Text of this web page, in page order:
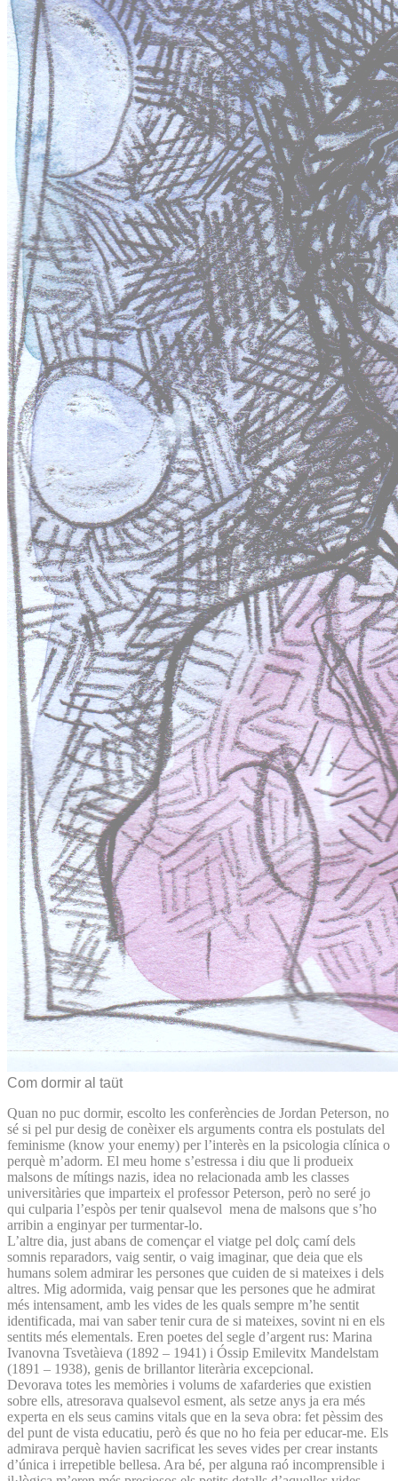
Com dormir al taüt
Quan no puc dormir, escolto les conferències de Jordan Peterson, no
sé si pel pur desig de conèixer els arguments contra els postulats del
feminisme (know your enemy) per l’interès en la psicologia clínica o
perquè m’adorm. El meu home s’estressa i diu que li produeix
malsons de mítings nazis, idea no relacionada amb les classes
universitàries que imparteix el professor Peterson, però no seré jo
qui culparia l’espòs per tenir qualsevol mena de malsons que s’ho
arribin a enginyar per turmentar-lo.
L’altre dia, just abans de començar el viatge pel dolç camí dels
somnis reparadors, vaig sentir, o vaig imaginar, que deia que els
humans solem admirar les persones que cuiden de si mateixes i dels
altres. Mig adormida, vaig pensar que les persones que he admirat
més intensament, amb les vides de les quals sempre m’he sentit
identificada, mai van saber tenir cura de si mateixes, sovint ni en els
sentits més elementals. Eren poetes del segle d’argent rus: Marina
Ivanovna Tsvetàieva (1892 – 1941) i Óssip Emilevitx Mandelstam
(1891 – 1938), genis de brillantor literària excepcional.
Devorava totes les memòries i volums de xafarderies que existien
sobre ells, atresorava qualsevol esment, als setze anys ja era més
experta en els seus camins vitals que en la seva obra: fet pèssim des
del punt de vista educatiu, però és que no ho feia per educar-me. Els
admirava perquè havien sacrificat les seves vides per crear instants
d’única i irrepetible bellesa. Ara bé, per alguna raó incomprensible i